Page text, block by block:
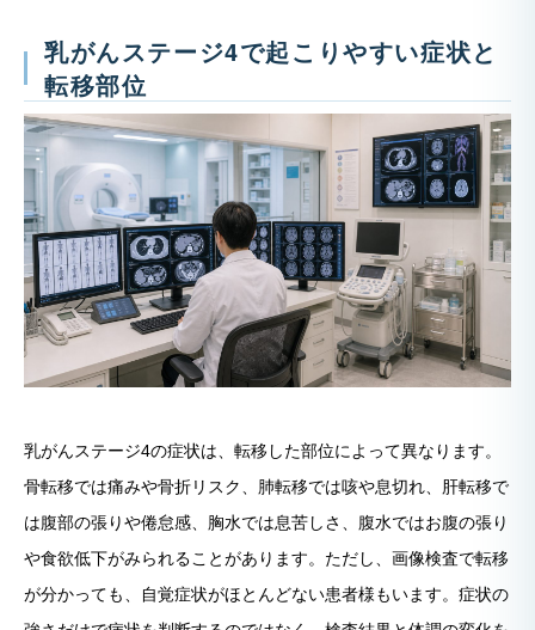
乳がんステージ4で起こりやすい症状と
転移部位
乳がんステージ4の症状は、転移した部位によって異なります。
骨転移では痛みや骨折リスク、肺転移では咳や息切れ、肝転移で
は腹部の張りや倦怠感、胸水では息苦しさ、腹水ではお腹の張り
や食欲低下がみられることがあります。ただし、画像検査で転移
が分かっても、自覚症状がほとんどない患者様もいます。症状の